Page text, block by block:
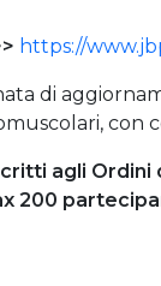
https://
di
con
agli
200